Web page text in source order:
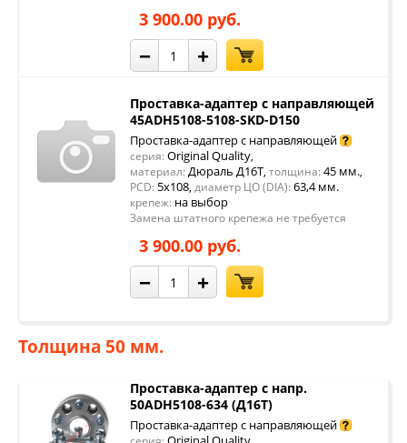
3 900.00 руб.
− +
Проставка-адаптер с направляющей
45ADH5108-5108-SKD-D150
Проставка-адаптер с направляющей
серия: Original Quality,
материал: Дюраль Д16Т, толщина: 45 мм.,
PCD: 5x108, диаметр ЦО (DIA): 63,4 мм.
крепеж: на выбор
Замена штатного крепежа не требуется
3 900.00 руб.
− +
Толщина 50 мм.
Проставка-адаптер с напр.
50ADH5108-634 (Д16Т)
Проставка-адаптер с направляющей